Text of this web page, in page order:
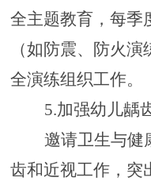
全主题教育，每季
（如防震、防火
全演练组织工作。
5.加强幼儿龋
邀请卫生与健
齿和近视工作，突